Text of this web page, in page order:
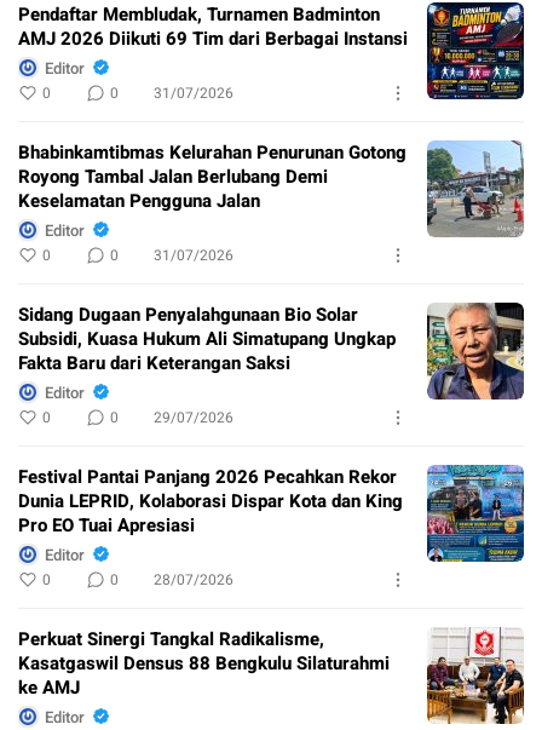
Pendaftar Membludak, Turnamen Badminton
AMJ 2026 Diikuti 69 Tim dari Berbagai Instansi
Editor
0 0 31/07/2026
Bhabinkamtibmas Kelurahan Penurunan Gotong
Royong Tambal Jalan Berlubang Demi
Keselamatan Pengguna Jalan
Editor
0 0 31/07/2026
Sidang Dugaan Penyalahgunaan Bio Solar
Subsidi, Kuasa Hukum Ali Simatupang Ungkap
Fakta Baru dari Keterangan Saksi
Editor
0 0 29/07/2026
Festival Pantai Panjang 2026 Pecahkan Rekor
Dunia LEPRID, Kolaborasi Dispar Kota dan King
Pro EO Tuai Apresiasi
Editor
0 0 28/07/2026
Perkuat Sinergi Tangkal Radikalisme,
Kasatgaswil Densus 88 Bengkulu Silaturahmi
ke AMJ
Editor